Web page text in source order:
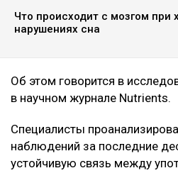
Что происходит с мозгом при
нарушениях сна
Об этом говорится в
в научном журнале Nutrients.
Специалисты
наблюдений за последние
устойчивую связь между